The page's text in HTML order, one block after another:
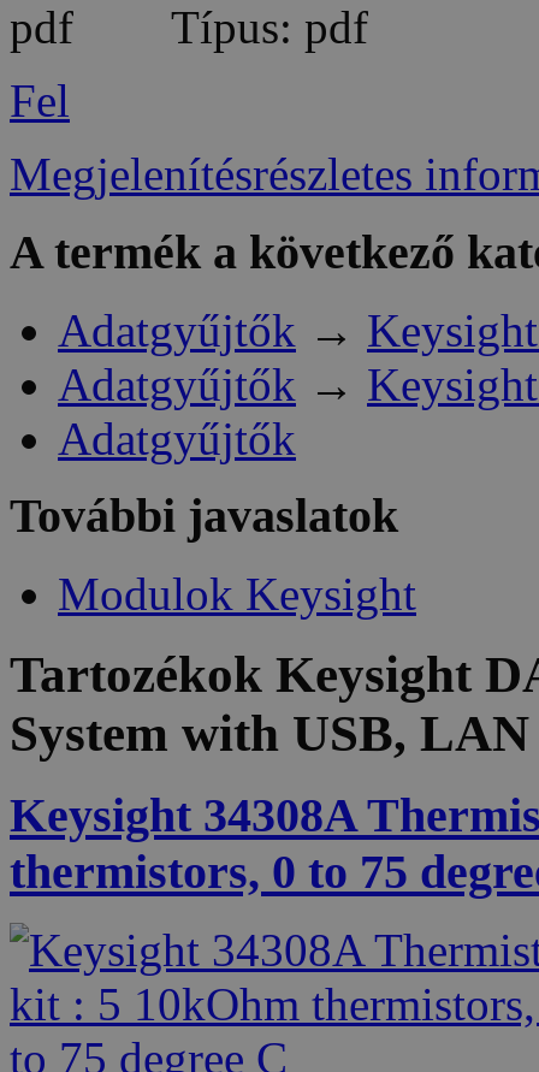
Típus: pdf
Fel
Megjelenítésrészletes
A termék a következő
Adatgyűjtők →
Adatgyűjtők →
Adatgyűjtők
További javaslatok
Modulok Keysight
Tartozékok Keysight
System with USB,
Keysight 34308A
thermistors, 0 to 75